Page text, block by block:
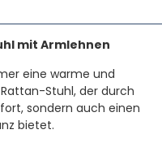
mit Armlehnen
eine warme und
Stuhl, der durch
sondern auch einen
bietet.